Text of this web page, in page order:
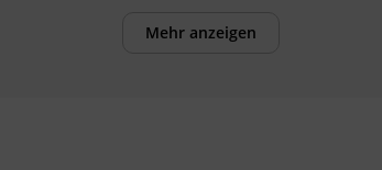
Mehr anzeigen